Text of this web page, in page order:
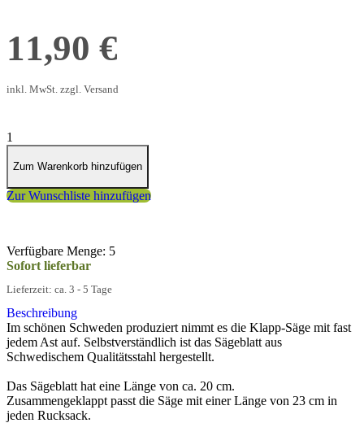
11,90 €
inkl. MwSt. zzgl. Versand
1
Zum Warenkorb hinzufügen
Zur Wunschliste hinzufügen
Verfügbare Menge: 5
Sofort lieferbar
Lieferzeit: ca. 3 - 5 Tage
Beschreibung
Im schönen Schweden produziert nimmt es die Klapp-Säge mit fast
jedem Ast auf. Selbstverständlich ist das Sägeblatt aus
Schwedischem Qualitätsstahl hergestellt.
Das Sägeblatt hat eine Länge von ca. 20 cm.
Zusammengeklappt passt die Säge mit einer Länge von 23 cm in
jeden Rucksack.